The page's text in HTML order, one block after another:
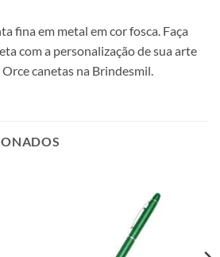
fina em metal em cor fosca. Faça
com a personalização de sua arte
canetas na Brindesmil.